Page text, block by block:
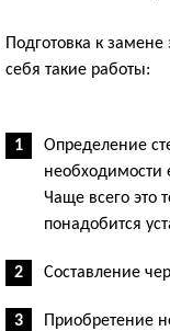
Подготовка к
себя такие работы:
Определение
необходимости
Чаще всего это
понадобится
Составление
Приобретение